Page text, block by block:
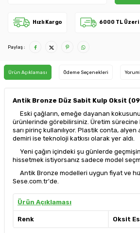
Hızlı Kargo 6000 TL
Paylaş :
Ürün Açıklaması Ödeme Seçenekleri
Antik Bronze Düz Sabit Kulp Oksit
Eski çağların, emeğe dayanan
ürünlerinde görebilirsiniz. Üretim sürecine
sarı pirinç kullanılıyor. Plastik conta,
demiri ise teknoloji katkısı olarak yer aldı.
Yeni çağın içindeki şu günlerde
hissetmek istiyorsanız sadece model
Antik Bronze modelleri uygun fiyat ve
Sese.com.tr'de.
Ürün Açıklaması
Renk Oksit